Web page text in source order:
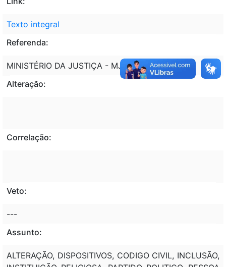
Texto integral
Referenda:
MINISTÉRIO DA JUSTIÇA - MJ
Alteração:
Correlação:
Veto:
---
Assunto:
ALTERAÇÃO, DISPOSITIVOS, CODIGO CIVIL, INCLUSÃO,